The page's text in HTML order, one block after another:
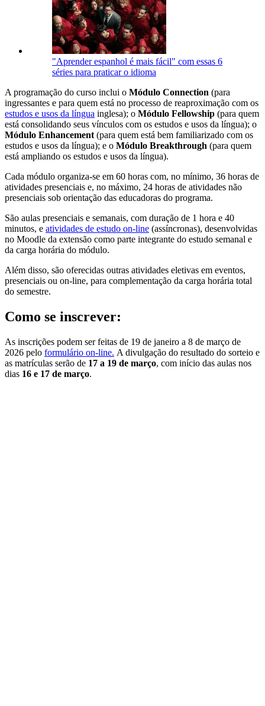
"Aprender espanhol é mais fácil" com essas 6
séries para praticar o idioma
A programação do curso inclui o Módulo Connection (para
ingressantes e para quem está no processo de reaproximação com os
estudos e usos da língua inglesa); o Módulo Fellowship (para quem
está consolidando seus vínculos com os estudos e usos da língua); o
Módulo Enhancement (para quem está bem familiarizado com os
estudos e usos da língua); e o Módulo Breakthrough (para quem
está ampliando os estudos e usos da língua).
Cada módulo organiza-se em 60 horas com, no mínimo, 36 horas de
atividades presenciais e, no máximo, 24 horas de atividades não
presenciais sob orientação das educadoras do programa.
São aulas presenciais e semanais, com duração de 1 hora e 40
minutos, e atividades de estudo on-line (assíncronas), desenvolvidas
no Moodle da extensão como parte integrante do estudo semanal e
da carga horária do módulo.
Além disso, são oferecidas outras atividades eletivas em eventos,
presenciais ou on-line, para complementação da carga horária total
do semestre.
Como se inscrever:
As inscrições podem ser feitas de 19 de janeiro a 8 de março de
2026 pelo formulário on-line. A divulgação do resultado do sorteio e
as matrículas serão de 17 a 19 de março, com início das aulas nos
dias 16 e 17 de março.